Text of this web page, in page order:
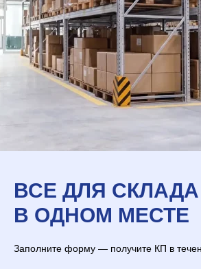
ВСЕ ДЛЯ СКЛАДА
В ОДНОМ МЕСТЕ
Заполните форму — получите КП в